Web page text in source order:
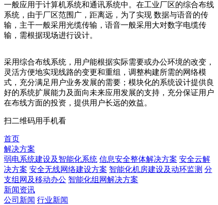
一般应用于计算机系统和通讯系统中。在工业厂区的综合布线
系统，由于厂区范围广，距离远，为了实现 数据与语音的传
输，主干一般采用光缆传输，语音一般采用大对数字电缆传
输，需根据现场进行设计。
采用综合布线系统，用户能根据实际需要或办公环境的改变，
灵活方便地实现线路的变更和重组，调整构建所需的网络模
式，充分满足用户业务发展的需要；模块化的系统设计提供良
好的系统扩展能力及面向未来应用发展的支持，充分保证用户
在布线方面的投资，提供用户长远的效益。
扫二维码用手机看
首页
解决方案
弱电系统建设及智能化系统 信息安全整体解决方案 安全云解
决方案 安全无线网络建设方案 智能化机房建设及动环监测 分
支组网及移动办公 智能化组网解决方案
新闻资讯
公司新闻 行业新闻